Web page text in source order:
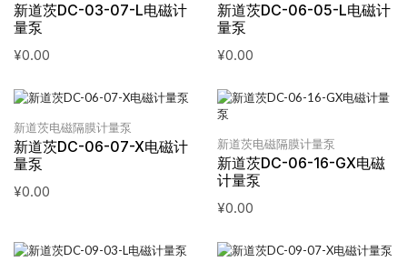
新道茨DC-03-07-L电磁计
量泵
¥0.00
新道茨DC-06-05-L电磁计
量泵
¥0.00
新道茨电磁隔膜计量泵
新道茨DC-06-07-X电磁计
量泵
¥0.00
新道茨电磁隔膜计量泵
新道茨DC-06-16-GX电磁
计量泵
¥0.00